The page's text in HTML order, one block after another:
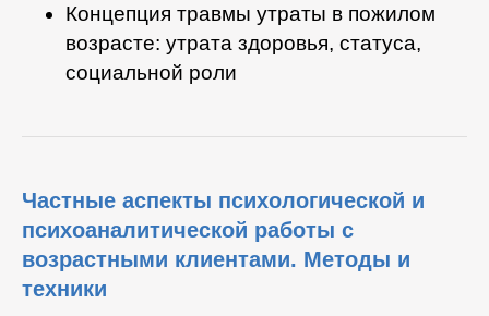
Концепция травмы утраты в пожилом
возрасте: утрата здоровья, статуса,
социальной роли
Частные аспекты психологической и
психоаналитической работы с
возрастными клиентами. Методы и
техники